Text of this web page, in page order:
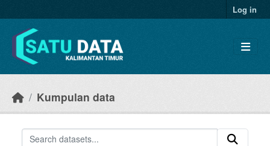
Log in
Kumpulan data